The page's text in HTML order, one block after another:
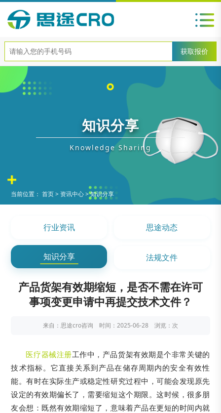
知识分享
Knowledge Sharing
当前位置：首页> 资讯中心>知识分享
行业资讯 思途动态
知识分享 法规文件
产品货架有效期缩短，是否不需在许可
事项变更申请中再提交技术文件？
来自：思途cro咨询 时间：2025-06-28 浏览： 次
医疗器械注册工作中，产品货架有效期是个非常关键的
技术指标。它直接关系到产品在储存周期内的安全有效性
能。有时在实际生产或稳定性研究过程中，可能会发现原先
设定的有效期偏长了，需要缩短这个期限。这时候，很多朋
友会想：既然有效期缩短了，意味着产品在更短的时间内就